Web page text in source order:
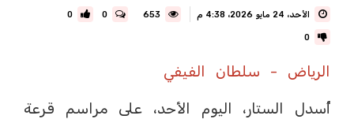
الأحد، 24 مايو 2026، 4:38 م 0
0
0
الرياض - سلطان الفيفي
أُسدل الستار، اليوم الأحد، على مراسم قرعة